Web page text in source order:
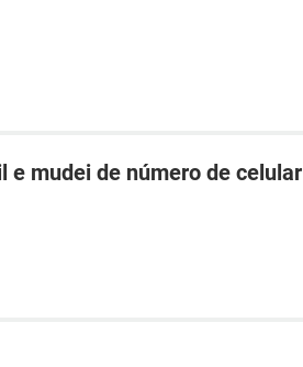
e mudei de número de celular